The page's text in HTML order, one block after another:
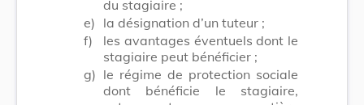
du stagiaire ;
e) la désignation d’un tuteur ;
f)
les avantages éventuels dont le
stagiaire peut bénéficier ;
g) le régime de protection sociale
dont bénéficie le stagiaire,